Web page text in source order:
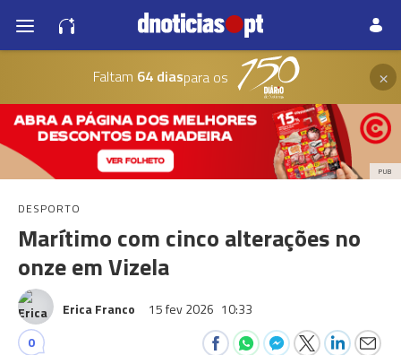
Faltam 64 diaspara os ×
PUB
DESPORTO
Marítimo com cinco alterações no
onze em Vizela
Erica Franco 15 fev 2026 10:33
0